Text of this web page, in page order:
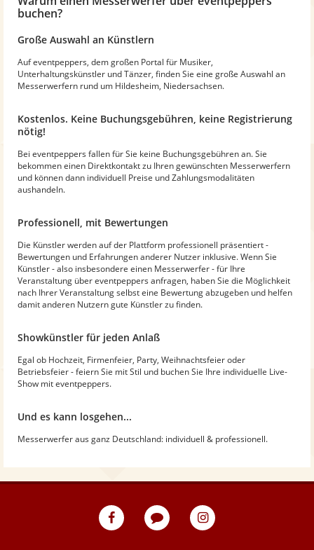
buchen?
Große Auswahl an Künstlern
Auf eventpeppers, dem großen Portal für Musiker,
Unterhaltungskünstler und Tänzer, finden Sie eine große Auswahl an
Messerwerfern rund um Hildesheim, Niedersachsen.
Kostenlos. Keine Buchungsgebühren, keine Registrierung
nötig!
Bei eventpeppers fallen für Sie keine Buchungsgebühren an. Sie
bekommen einen Direktkontakt zu Ihren gewünschten Messerwerfern
und können dann individuell Preise und Zahlungsmodalitäten
aushandeln.
Professionell, mit Bewertungen
Die Künstler werden auf der Plattform professionell präsentiert -
Bewertungen und Erfahrungen anderer Nutzer inklusive. Wenn Sie
Künstler - also insbesondere einen Messerwerfer - für Ihre
Veranstaltung über eventpeppers anfragen, haben Sie die Möglichkeit
nach Ihrer Veranstaltung selbst eine Bewertung abzugeben und helfen
damit anderen Nutzern gute Künstler zu finden.
Showkünstler für jeden Anlaß
Egal ob Hochzeit, Firmenfeier, Party, Weihnachtsfeier oder
Betriebsfeier - feiern Sie mit Stil und buchen Sie Ihre individuelle Live-
Show mit eventpeppers.
Und es kann losgehen...
Messerwerfer aus ganz Deutschland: individuell & professionell.
eventpeppers
Blog
eventpeppers